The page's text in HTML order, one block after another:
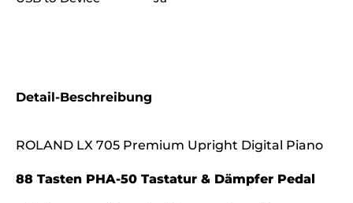
Detail-Beschreibung
ROLAND LX 705 Premium Upright Digital Piano
88 Tasten PHA-50 Tastatur & Dämpfer Pedal